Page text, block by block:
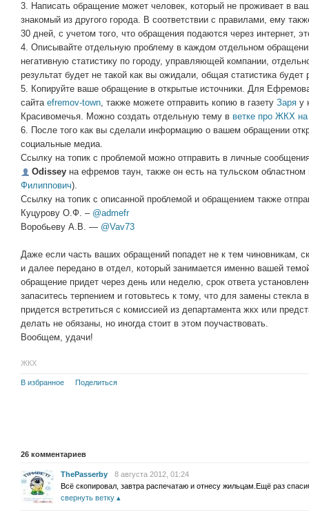
3. Написать обращение может человек, который не проживает в
знакомый из другого города. В соответствии с правилами, ему
30 дней, с учетом того, что обращения подаются через интернет,
4. Описывайте отдельную проблему в каждом отдельном
негативную статистику по городу, управляющей компании,
результат будет не такой как вы ожидали, общая статистика будет
5. Копируйте ваше обращение в открытые источники. Для
сайта efremov-town, также можете отправить копию в газету Заря у
Красивомечья. Можно создать отдельную тему в ветке про ЖКХ на
6. После того как вы сделали информацию о вашем обращении
социальные медиа.
Ссылку на топик с проблемой можно отправить в личные
Odissey на ефремов таун, также он есть на тульском областном
Филиппович).
Ссылку на топик с описанной проблемой и обращением также
Куцурову О.Ф. – @admefr
Воробьеву А.В. — @Vav73
Даже если часть ваших обращений попадет не к тем чиновникам,
и далее передано в отдел, который занимается именно вашей
обращение придет через день или неделю, срок ответа
запаситесь терпением и готовьтесь к тому, что для замены стекла
придется встретиться с комиссией из департамента жкх или
делать не обязаны, но иногда стоит в этом поучаствовать.
Вообщем, удачи!
ЖКХ
В избранное Поделиться
26 комментариев
ThePasserby
8 августа 2012, 01:24
Всё скопировал, завтра распечатаю и отнесу жильцам.Ещё раз
свернуть ветку